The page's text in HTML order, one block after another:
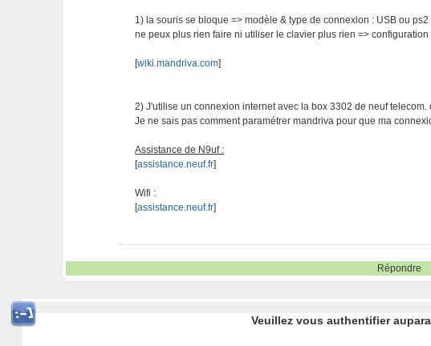
1) la souris se bloque => modèle & type de connexion : USB ou ps2
ne peux plus rien faire ni utiliser le clavier plus rien =>
[wiki.mandriva.com]
2) J'utilise un connexion internet avec la box 3302 de neuf
Je ne sais pas comment paramétrer mandriva pour que ma
Assistance de N9uf :
[assistance.neuf.fr]
Wifi :
[assistance.neuf.fr]
Répondre
Veuillez vous authentifier